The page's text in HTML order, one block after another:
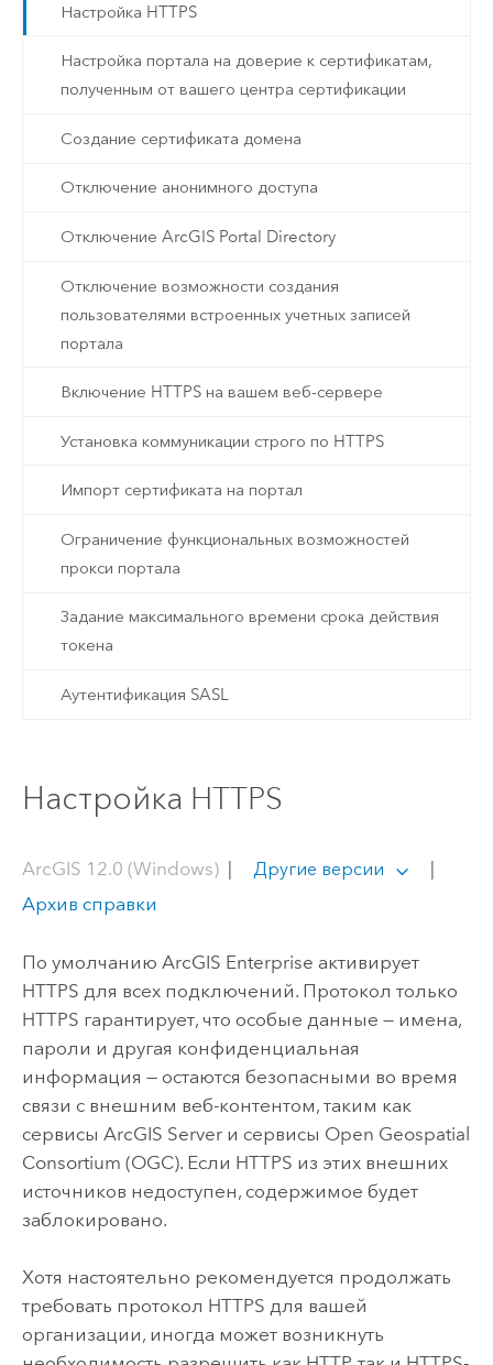
Настройка HTTPS
Настройка портала на доверие к сертификатам,
полученным от вашего центра сертификации
Создание сертификата домена
Отключение анонимного доступа
Отключение ArcGIS Portal Directory
Отключение возможности создания
пользователями встроенных учетных записей
портала
Включение HTTPS на вашем веб-сервере
Установка коммуникации строго по HTTPS
Импорт сертификата на портал
Ограничение функциональных возможностей
прокси портала
Задание максимального времени срока действия
токена
Аутентификация SASL
Настройка HTTPS
ArcGIS 12.0 (Windows)| Другие версии
|
Архив справки
По умолчанию ArcGIS Enterprise активирует
HTTPS для всех подключений. Протокол только
HTTPS гарантирует, что особые данные — имена,
пароли и другая конфиденциальная
информация — остаются безопасными во время
связи с внешним веб-контентом, таким как
сервисы ArcGIS Serverи сервисы Open Geospatial
Consortium (OGC). Если HTTPS из этих внешних
источников недоступен, содержимое будет
заблокировано.
Хотя настоятельно рекомендуется продолжать
требовать протокол HTTPS для вашей
организации, иногда может возникнуть